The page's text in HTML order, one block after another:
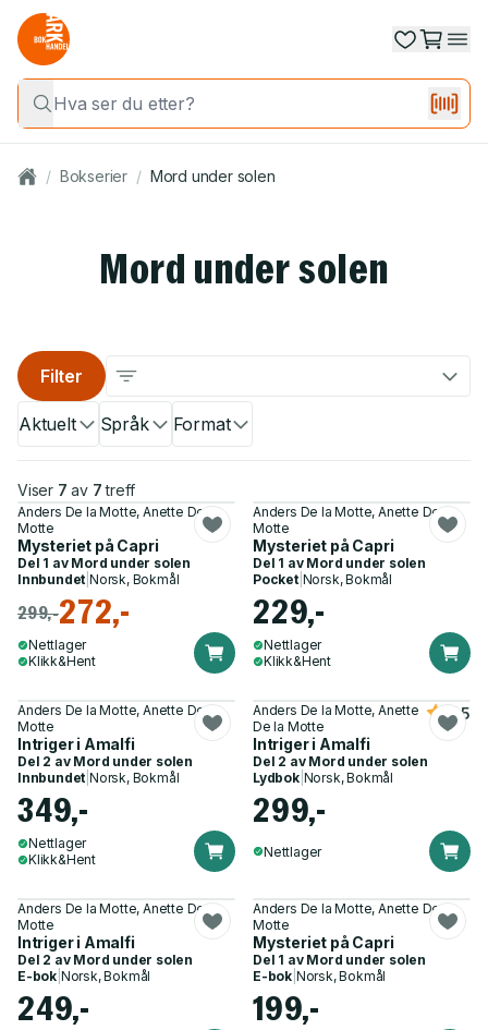
/ Bokserier / Mord under solen
Mord under solen
Aktuelt Språk Format
Filter
Viser 7 av 7 treff
Anders De la Motte, Anette De la
Motte
Mysteriet på Capri
Del 1 av Mord under solen
Innbundet |Norsk, Bokmål
299,-272,-
Nettlager
Klikk&Hent
Anders De la Motte, Anette De la
Motte
Mysteriet på Capri
Del 1 av Mord under solen
Pocket| Norsk, Bokmål
229,-
Nettlager
Klikk&Hent
Anders De la Motte, Anette De la
Motte
Intriger i Amalfi
Del 2 av Mord under solen
Innbundet |Norsk, Bokmål
349,-
Nettlager
Klikk&Hent
Anders De la Motte, Anette
De la Motte
Intriger i Amalfi
4.5
Del 2 av Mord under solen
Lydbok| Norsk, Bokmål
299,-
Nettlager
Anders De la Motte, Anette De la
Motte
Intriger i Amalfi
Del 2 av Mord under solen
E-bok Norsk, Bokmål
249,-
Anders De la Motte, Anette De la
Motte
Mysteriet på Capri
Del 1 av Mord under solen
E-bok Norsk, Bokmål
199,-